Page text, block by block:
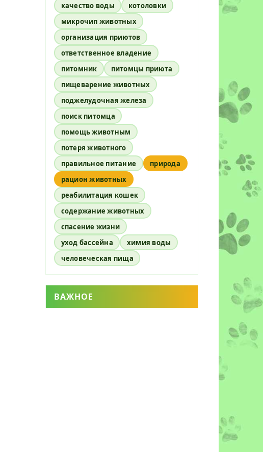
качество воды
котоловки
микрочип животных
организация приютов
ответственное владение
питомник
питомцы приюта
пищеварение животных
поджелудочная железа
поиск питомца
помощь животным
потеря животного
правильное питание
природа
рацион животных
реабилитация кошек
содержание животных
спасение жизни
уход бассейна
химия воды
человеческая пища
ВАЖНОЕ